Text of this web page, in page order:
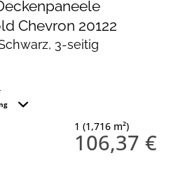
Chevron 20122
3-seitig
1 (1,716 m²)
106,37 €